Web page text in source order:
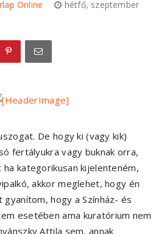
Online
hétfő, szeptember
De hogy ki (vagy kik)
fertályukra vagy buknak orra,
kategorikusan kijelenteném,
akkor meglehet, hogy én
gyanítom, hogy a Színház- és
esetében ama kuratórium nem
Attila sem, annak